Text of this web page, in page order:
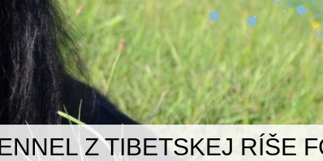
Z TIBETSKEJ RÍŠE